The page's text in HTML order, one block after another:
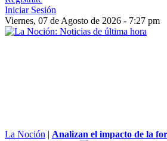
Iniciar Sesión
Viernes, 07 de Agosto de 2026 - 7:27 pm
La Noción | Analizan el impacto de la